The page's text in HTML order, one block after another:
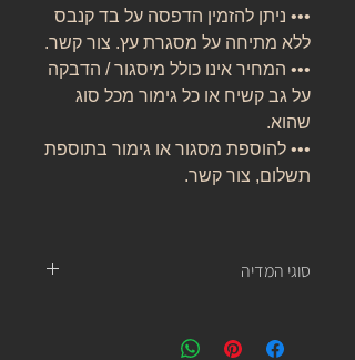
••• ניתן להזמין הדפסה על בד קנבס
ללא מתיחה על מסגרת עץ. צור קשר.
••• המחיר אינו כולל מיסגור / הדבקה
על גב קשיח או כל גימור מכל סוג
שהוא.
••• להוספת מסגור או גימור בתוספת
תשלום, צור קשר.
סוגי המדיה